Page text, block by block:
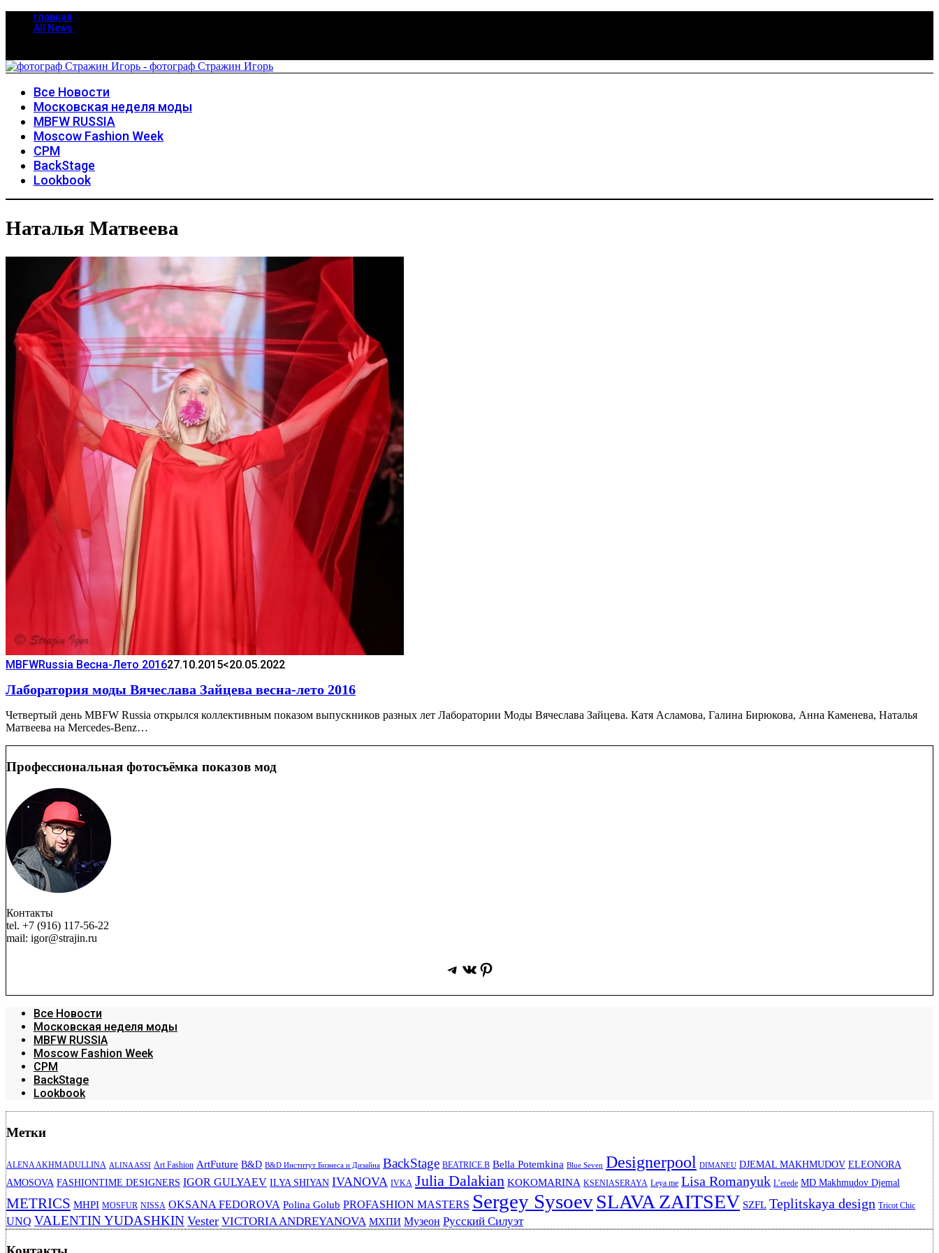
главная
All News
Все Новости
Московская неделя моды
MBFW RUSSIA
Moscow Fashion Week
CPM
BackStage
Lookbook
Наталья Матвеева
MBFWRussia Весна-Лето 201627.10.2015<20.05.2022
Лаборатория моды Вячеслава Зайцева весна-лето 2016
Четвертый день MBFW Russia открылся коллективным показом выпускников разных лет Лаборатории Моды Вячеслава Зайцева. Катя Асламова, Галина Бирюкова, Анна Каменева, Наталья
Матвеева на Mercedes-Benz…
Профессиональная фотосъёмка показов мод
Контакты
tel. +7 (916) 117-56-22
mail: igor@strajin.ru
Telegram
ВКонтакте
Pinterest
Все Новости
Московская неделя моды
MBFW RUSSIA
Moscow Fashion Week
CPM
BackStage
Lookbook
Метки
ALENA AKHMADULLINA ALINA ASSI Art Fashion ArtFuture B&D B&D Институт Бизнеса и Дизайна BackStage BEATRICE.B Bella Potemkina Blue Seven Designerpool DIMANEU DJEMAL MAKHMUDOV ELEONORA
AMOSOVA FASHIONTIME DESIGNERS IGOR GULYAEV ILYA SHIYAN IVANOVA IVKA Julia Dalakian KOKOMARINA KSENIASERAYA Leya me Lisa Romanyuk L’erede MD Makhmudov Djemal
METRICS MHPI MOSFUR NISSA OKSANA FEDOROVA Polina Golub PROFASHION MASTERS Sergey SysoevSLAVA ZAITSEV SZFL Teplitskaya design Tricot Chic
UNQ VALENTIN YUDASHKIN Vester VICTORIA ANDREYANOVA МХПИ Музеон Русский Силуэт